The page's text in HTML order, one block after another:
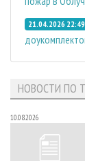
21.04.2026 22:49
НОВОСТИ ПО
10.08.2026